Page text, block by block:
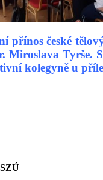
přínos české
Miroslava Tyrše.
kolegyně u